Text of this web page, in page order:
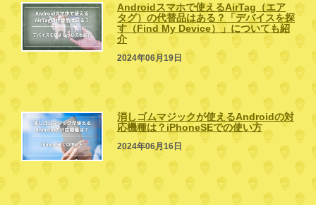
Androidスマホで使えるAirTag（エア
タグ）の代替品はある？「デバイスを探
す（Find My Device）」についても紹
介
2024年06月19日
消しゴムマジックが使えるAndroidの対
応機種は？iPhoneSEでの使い方
2024年06月16日